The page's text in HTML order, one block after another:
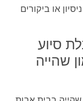
או ביקורים
סיוע
שהייה